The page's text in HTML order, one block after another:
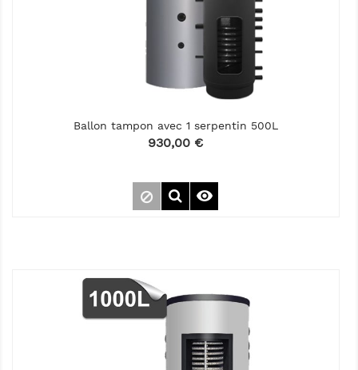
Ballon tampon avec 1 serpentin 500L
Prix
930,00 €
